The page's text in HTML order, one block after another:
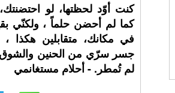
كنت أوّد لحظتها، لو
كما لم أحضن حلماً ، ولكنّي
في مكانك، متقابلين هكذا ،
جسر سرّي من الحنين والشوق،
لم تُمطر. - أحلام مستغانمي